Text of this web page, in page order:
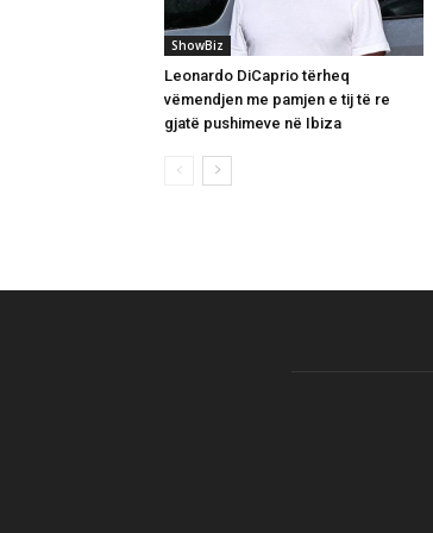
ShowBiz
Leonardo DiCaprio tërheq
vëmendjen me pamjen e tij të re
gjatë pushimeve në Ibiza